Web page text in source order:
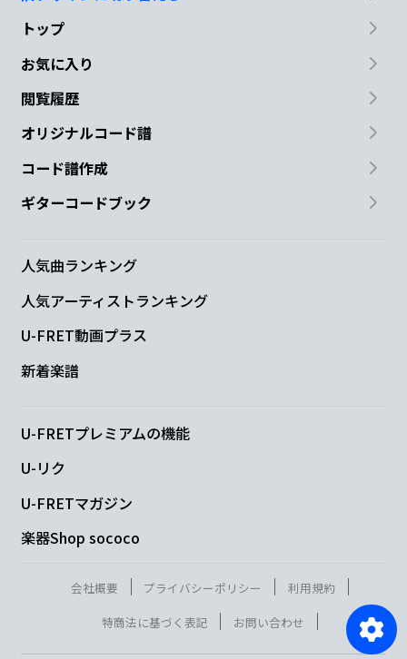
トップ
お気に入り
閲覧履歴
オリジナルコード譜
コード譜作成
ギターコードブック
人気曲ランキング
人気アーティストランキング
U-FRET動画プラス
新着楽譜
U-FRETプレミアムの機能
U-リク
U-FRETマガジン
楽器Shop sococo
会社概要 プライバシーポリシー
利用規約
特商法に基づく表記
お問い合わせ